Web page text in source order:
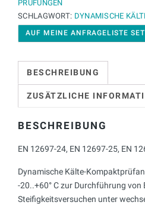
PRÜFUNGEN
SCHLAGWORT: DYNAMISCHE
AUF MEINE ANFRAGELISTE
BESCHREIBUNG
ZUSÄTZLICHE
BESCHREIBUNG
EN 12697-24, EN 12697-25, EN
Dynamische Kälte-
-20..+60° C zur Durchführung von
Steifigkeitsversuchen unter